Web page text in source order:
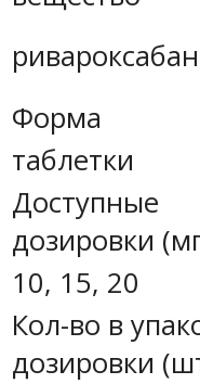
ривароксабан
Форма
таблетки
Доступные
дозировки
10, 15, 20
Кол-во в
дозировки